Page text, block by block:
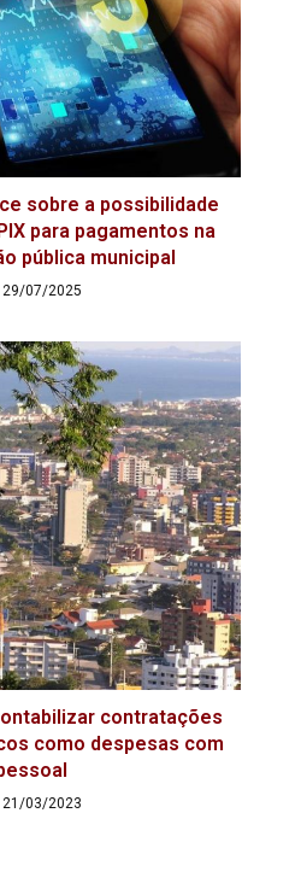
sobre a possibilidade
para pagamentos na
pública municipal
29/07/2025
contratações
como despesas com
21/03/2023